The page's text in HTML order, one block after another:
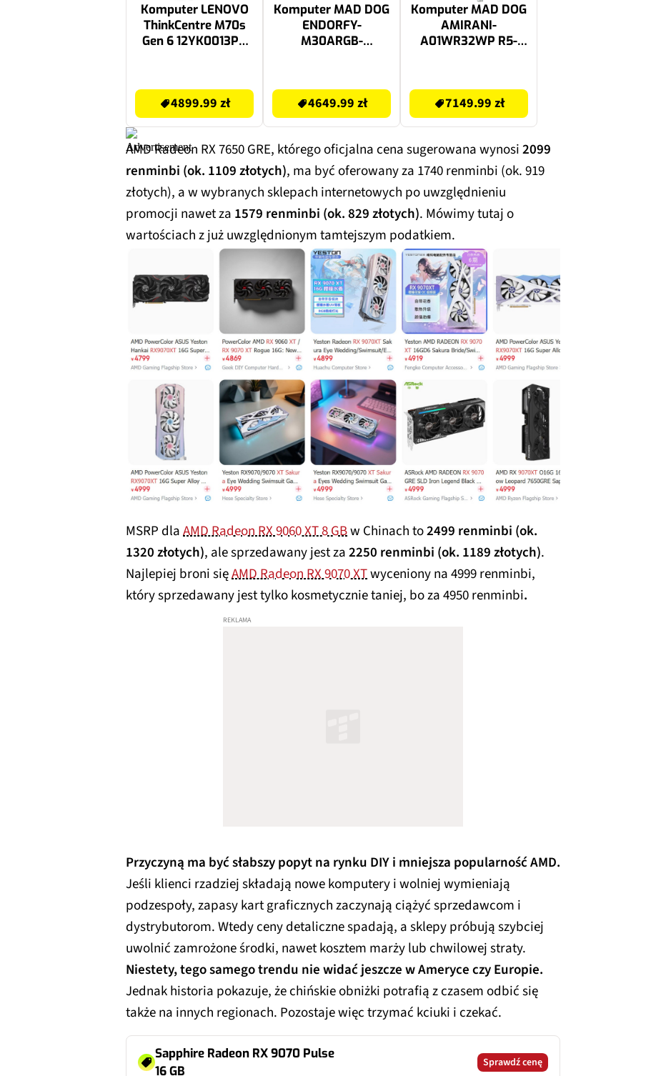
Komputer LENOVO
ThinkCentre M70s
Gen 6 12YK0013PB
Windows 11
Professional
4899.99 zł
Komputer MAD DOG
ENDORFY-
M30ARGB-
1TB SSD Radeon
RX7600 Wi-Fi
Windows 11 Home
4649.99 zł
Komputer MAD DOG
AMIRANI-
A01WR32WP R5-
RX9060XT Windows
11 Professional
7149.99 zł
AMD Radeon RX 7650 GRE, którego oficjalna cena sugerowana wynosi2099
renminbi (ok. 1109 złotych), ma być oferowany za 1740 renminbi (ok. 919
złotych), a w wybranych sklepach internetowych po uwzględnieniu
promocji nawet za 1579 renminbi (ok. 829 złotych). Mówimy tutaj o
wartościach z już uwzględnionym tamtejszym podatkiem.
MSRP dlaAMD Radeon RX 9060 XT 8 GBw Chinach to2499 renminbi (ok.
1320 złotych), ale sprzedawany jest za2250 renminbi (ok. 1189 złotych).
Najlepiej broni sięAMD Radeon RX 9070 XTwyceniony na 4999 renminbi,
który sprzedawany jest tylko kosmetycznie taniej, bo za 4950 renminbi.
Przyczyną ma być słabszy popyt na rynku DIY i mniejsza popularność AMD.
Jeśli klienci rzadziej składają nowe komputery i wolniej wymieniają
podzespoły, zapasy kart graficznych zaczynają ciążyć sprzedawcom i
dystrybutorom. Wtedy ceny detaliczne spadają, a sklepy próbują szybciej
uwolnić zamrożone środki, nawet kosztem marży lub chwilowej straty.
Niestety, tego samego trendu nie widać jeszcze w Ameryce czy Europie.
Jednak historia pokazuje, że chińskie obniżki potrafią z czasem odbić się
także na innych regionach. Pozostaje więc trzymać kciuki i czekać.
Sapphire Radeon RX 9070 Pulse
16 GB
Sprawdź cenę